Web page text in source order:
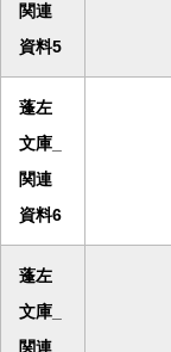
関連
資料5
蓬左
文庫_
関連
資料6
蓬左
文庫_
関連